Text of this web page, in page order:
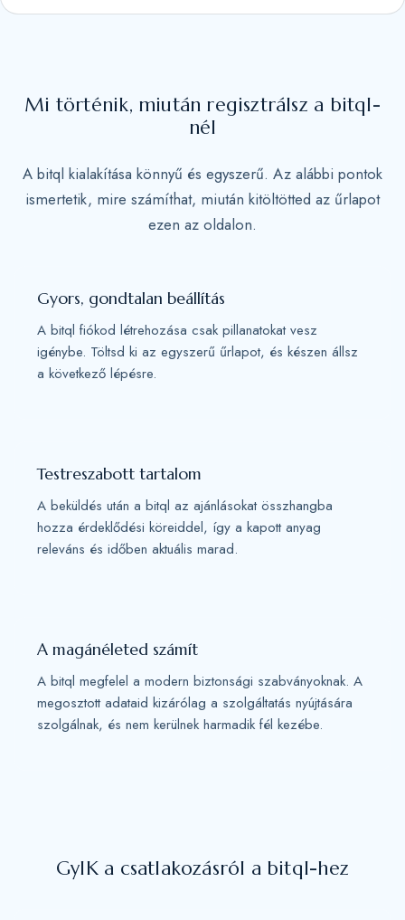
S
e
1
Mi történik, miután regisztrálsz a bitql-
nél
A bitql kialakítása könnyű és egyszerű. Az alábbi pontok
ismertetik, mire számíthat, miután kitöltötted az űrlapot
ezen az oldalon.
Gyors, gondtalan beállítás
A bitql fiókod létrehozása csak pillanatokat vesz
igénybe. Töltsd ki az egyszerű űrlapot, és készen állsz
a következő lépésre.
Testreszabott tartalom
A beküldés után a bitql az ajánlásokat összhangba
hozza érdeklődési köreiddel, így a kapott anyag
releváns és időben aktuális marad.
A magánéleted számít
A bitql megfelel a modern biztonsági szabványoknak. A
megosztott adataid kizárólag a szolgáltatás nyújtására
szolgálnak, és nem kerülnek harmadik fél kezébe.
GyIK a csatlakozásról a bitql-hez